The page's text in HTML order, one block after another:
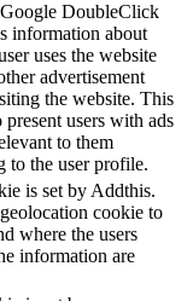
DoubleClick
information about
uses the website
advertisement
the website. This
present users with ads
to them
to the user profile.
is set by Addthis.
cookie to
where the users
information are